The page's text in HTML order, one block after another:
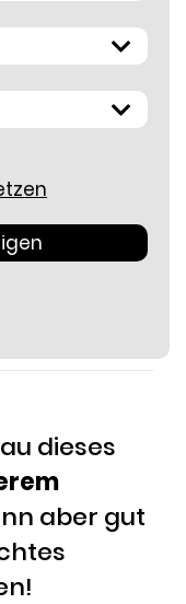
dieses
aber gut